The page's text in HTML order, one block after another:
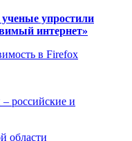
упростили
интернет»
в Firefox
– российские и
области